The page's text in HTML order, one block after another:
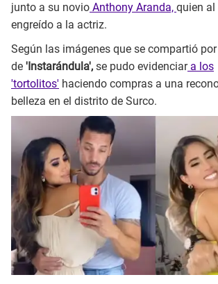
junto a su novio Anthony Aranda, quien al
engreído a la actriz.
Según las imágenes que se compartió
de 'Instarándula', se pudo evidenciara los
'tortolitos' haciendo compras a una
belleza en el distrito de Surco.